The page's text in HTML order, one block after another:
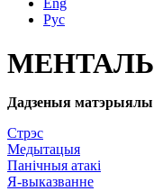
Eng
Рус
Дадзеныя матэрыялы
Стрэс
Медытацыя
Панічныя атакі
Я-выказванне